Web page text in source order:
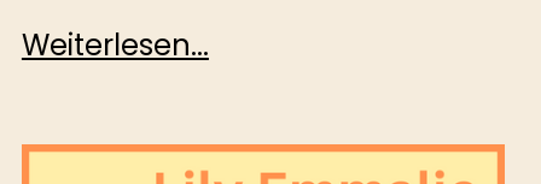
Weiterlesen...